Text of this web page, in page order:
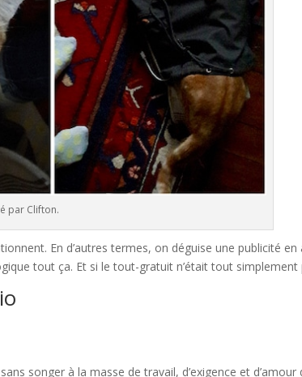
par Clifton.
En d’autres termes, on déguise une publicité en
tout ça. Et si le tout-gratuit n’était tout simplement
songer à la masse de travail, d’exigence et d’amour